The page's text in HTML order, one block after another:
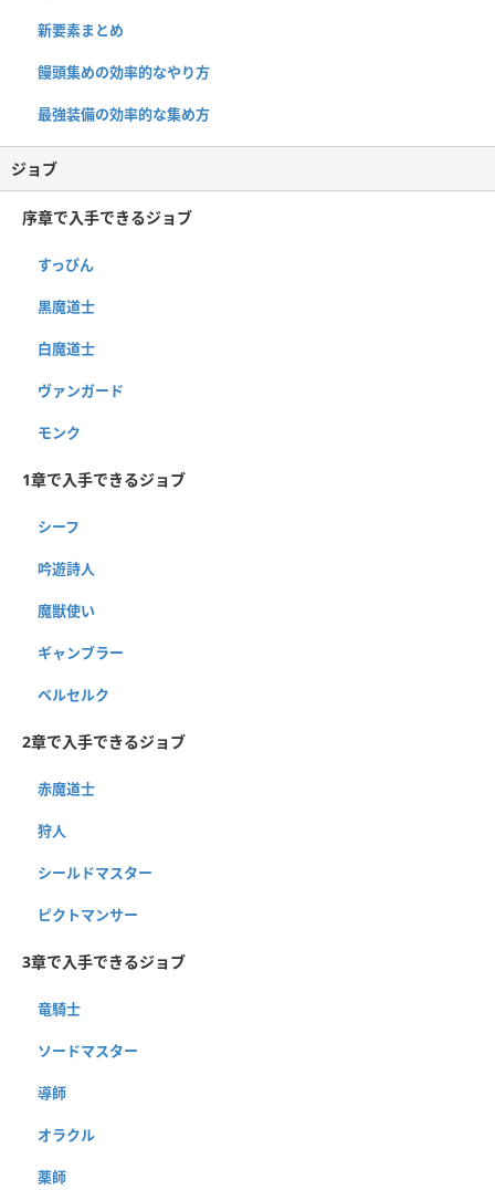
新要素まとめ
饅頭集めの効率的なやり方
最強装備の効率的な集め方
ジョブ
序章で入手できるジョブ
すっぴん
黒魔道士
白魔道士
ヴァンガード
モンク
1章で入手できるジョブ
シーフ
吟遊詩人
魔獣使い
ギャンブラー
ベルセルク
2章で入手できるジョブ
赤魔道士
狩人
シールドマスター
ピクトマンサー
3章で入手できるジョブ
竜騎士
ソードマスター
導師
オラクル
薬師